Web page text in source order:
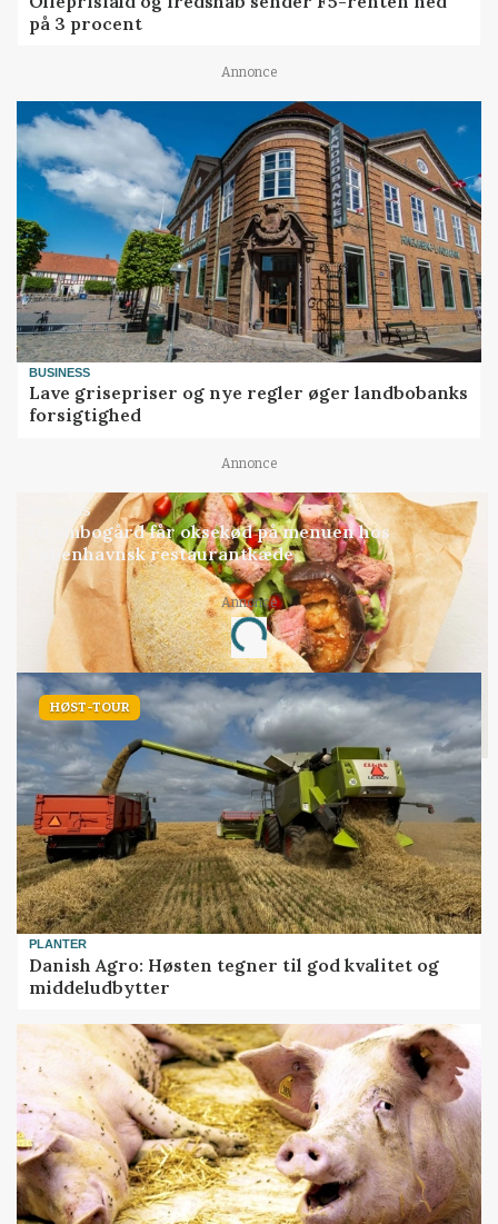
på 3 procent
Annonce
BUSINESS
Lave grisepriser og nye regler øger landbobanks
forsigtighed
Annonce
BUSINESS
Grambogård får oksekød på menuen hos
københavnsk restaurantkæde
Annonce
Loading...
HØST-TOUR
PLANTER
Danish Agro: Høsten tegner til god kvalitet og
middeludbytter